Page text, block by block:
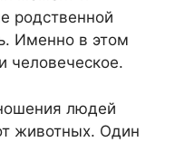
родственной
Именно в этом
человеческое.
людей
животных. Один